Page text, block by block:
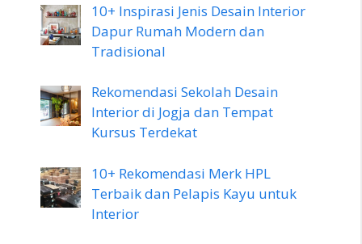
10+ Inspirasi Jenis Desain Interior
Dapur Rumah Modern dan
Tradisional
Rekomendasi Sekolah Desain
Interior di Jogja dan Tempat
Kursus Terdekat
10+ Rekomendasi Merk HPL
Terbaik dan Pelapis Kayu untuk
Interior